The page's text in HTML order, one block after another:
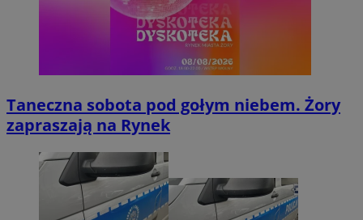
Taneczna sobota pod gołym niebem. Żory
zapraszają na Rynek